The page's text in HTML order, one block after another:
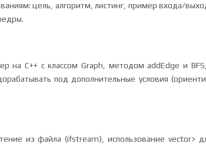
цель, алгоритм, листинг, пример входа/
на C++ с классом Graph, методом addEdge и
под дополнительные условия
из файла (ifstream), использование vector>